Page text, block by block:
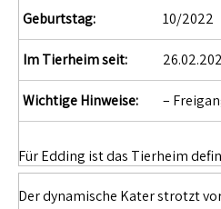
Geburtstag: 10/2022
Im Tierheim seit:
Wichtige Hinweise: –
Für Edding ist das Tierheim
Der dynamische Kater strotzt